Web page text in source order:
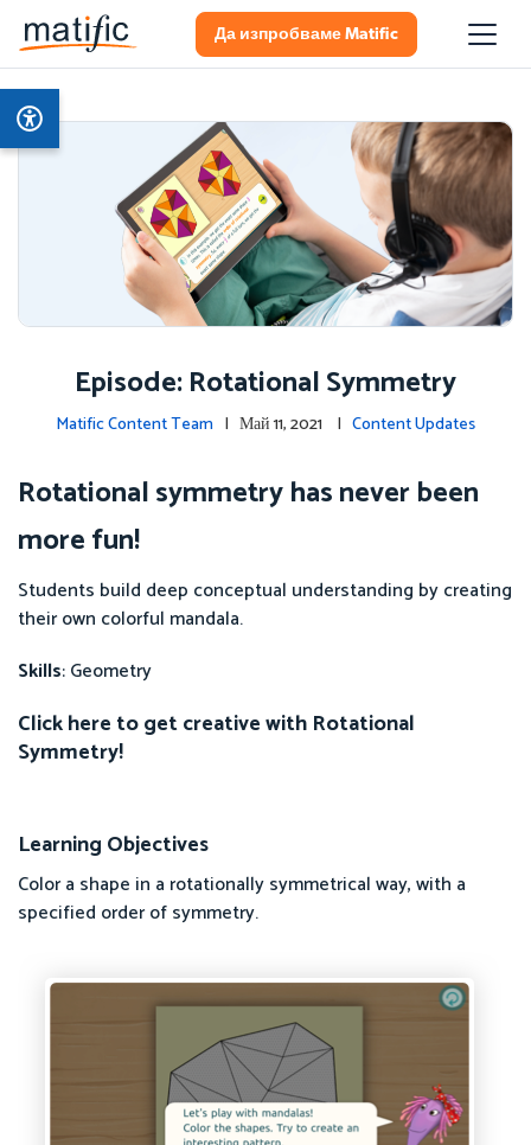
Да изпробваме Matific
Episode: Rotational Symmetry
Matific Content Team | Май 11, 2021 | Content Updates
Rotational symmetry has never been
more fun!
Students build deep conceptual understanding by creating
their own colorful mandala.
Skills: Geometry
Click here to get creative with Rotational
Symmetry!
Learning Objectives
Color a shape in a rotationally symmetrical way, with a
specified order of symmetry.